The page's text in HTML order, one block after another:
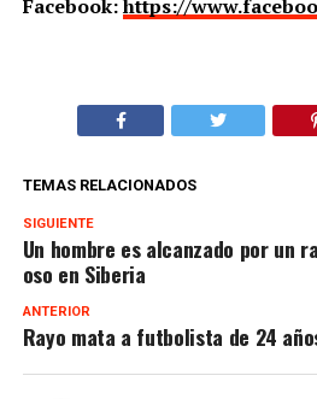
Facebook:https://
TEMAS RELACIONADOS
SIGUIENTE
Un hombre es alcanzado por un
oso en Siberia
ANTERIOR
Rayo mata a futbolista de 24